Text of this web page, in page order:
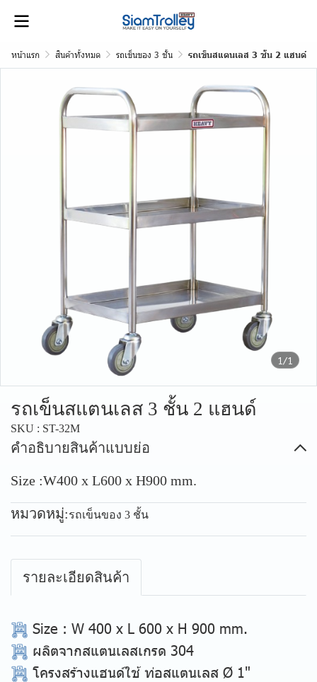
หน้าแรก สินค้าทั้งหมด รถเข็นของ 3 ชั้น รถเข็นสแตนเลส 3 ชั้น 2 แฮนด์
1/1
รถเข็นสแตนเลส 3 ชั้น 2 แฮนด์
SKU : ST-32M
คำอธิบายสินค้าแบบย่อ
Size :W400 x L600 x H900 mm.
หมวดหมู่:รถเข็นของ 3 ชั้น
รายละเอียดสินค้า
Size : W 400 x L 600 x H 900 mm.
ผลิตจากสแตนเลสเกรด 304
โครงสร้างแฮนด์ใช้ ท่อสแตนเลส Ø 1"